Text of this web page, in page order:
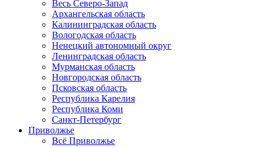
Весь Северо-Запад
Архангельская область
Калининградская область
Вологодская область
Ненецкий автономный округ
Ленинградская область
Мурманская область
Новгородская область
Псковская область
Республика Карелия
Республика Коми
Санкт-Петербург
Приволжье
Всё Приволжье